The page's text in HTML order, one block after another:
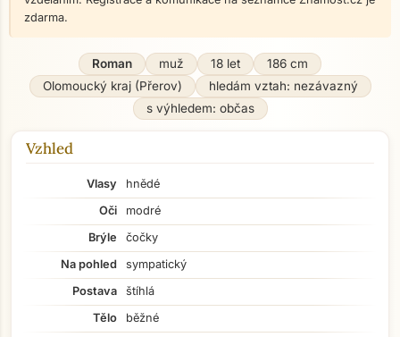
zdarma.
Roman muž 18 let
186 cm
Olomoucký kraj (Přerov)
hledám vztah: nezávazný
s výhledem: občas
Vzhled
Vlasy
hnědé
Oči
modré
Brýle
čočky
Na pohled
sympatický
Postava
štíhlá
Tělo
běžné